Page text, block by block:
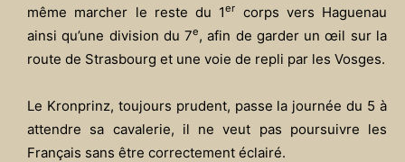
même marcher le reste du 1er
corps vers Haguenau
ainsi qu’une division du 7e, afin de garder un œil sur la
route de Strasbourg et une voie de repli par les Vosges.
Le Kronprinz, toujours prudent, passe la journée du 5 à
attendre sa cavalerie, il ne veut pas poursuivre les
Français sans être correctement éclairé.